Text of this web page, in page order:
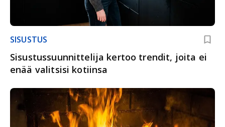
SISUSTUS
Sisustussuunnittelija kertoo trendit, joita ei
enää valitsisi kotiinsa